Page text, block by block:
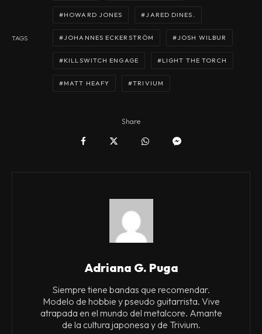
TAGS
HOWARD JONES JARED DINES.
JOHANNES ECKERSTRÖM JOSH WILBUR
KILLSWITCH ENGAGE LIGHT THE TORCH
MATT HEAFY TRIVIUM
Share
Adriana G. Puga
Siempre tiene bandas que recomendar.
Modelo de hobbie y pseudo guitarrista. Vive
atrapada en el mundo del metalcore. Amante
de la cultura japonesa y de Trivium.